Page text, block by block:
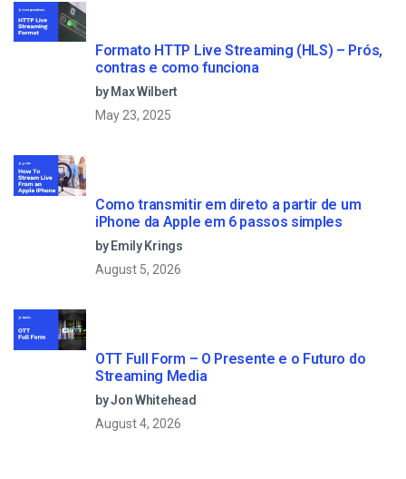
Formato HTTP Live Streaming (HLS) – Prós,
contras e como funciona
by Max Wilbert
May 23, 2025
Como transmitir em direto a partir de um
iPhone da Apple em 6 passos simples
by Emily Krings
August 5, 2026
OTT Full Form – O Presente e o Futuro do
Streaming Media
by Jon Whitehead
August 4, 2026